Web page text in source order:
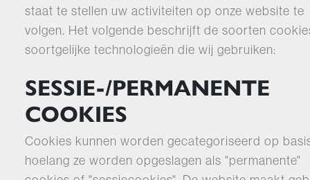
staat te stellen uw activiteiten op onze website te
volgen. Het volgende beschrijft de soorten
soortgelijke technologieën die wij gebruiken:
SESSIE-/PERMANENTE
COOKIES
Cookies kunnen worden gecategoriseerd op
hoelang ze worden opgeslagen als "permanente"